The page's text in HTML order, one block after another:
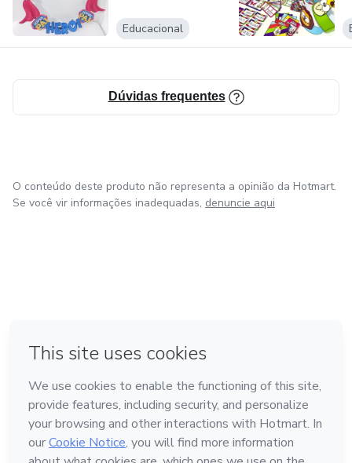
Procuro tornar a sua aula mais interessante, divertida e
focada no aprendizado.
Experiente encantar !
Educacional
Dúvidas frequentes
O conteúdo deste produto não representa a opinião da Hotmart.
Se você vir informações inadequadas, denuncie aqui
Feito com ❤ em Bogotá
Conheça a Hotmart